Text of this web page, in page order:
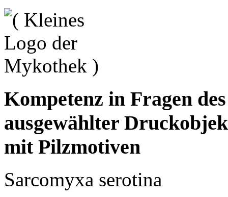
Kompetenz in Fragen
ausgewählter
mit Pilzmotiven
Sarcomyxa serotina